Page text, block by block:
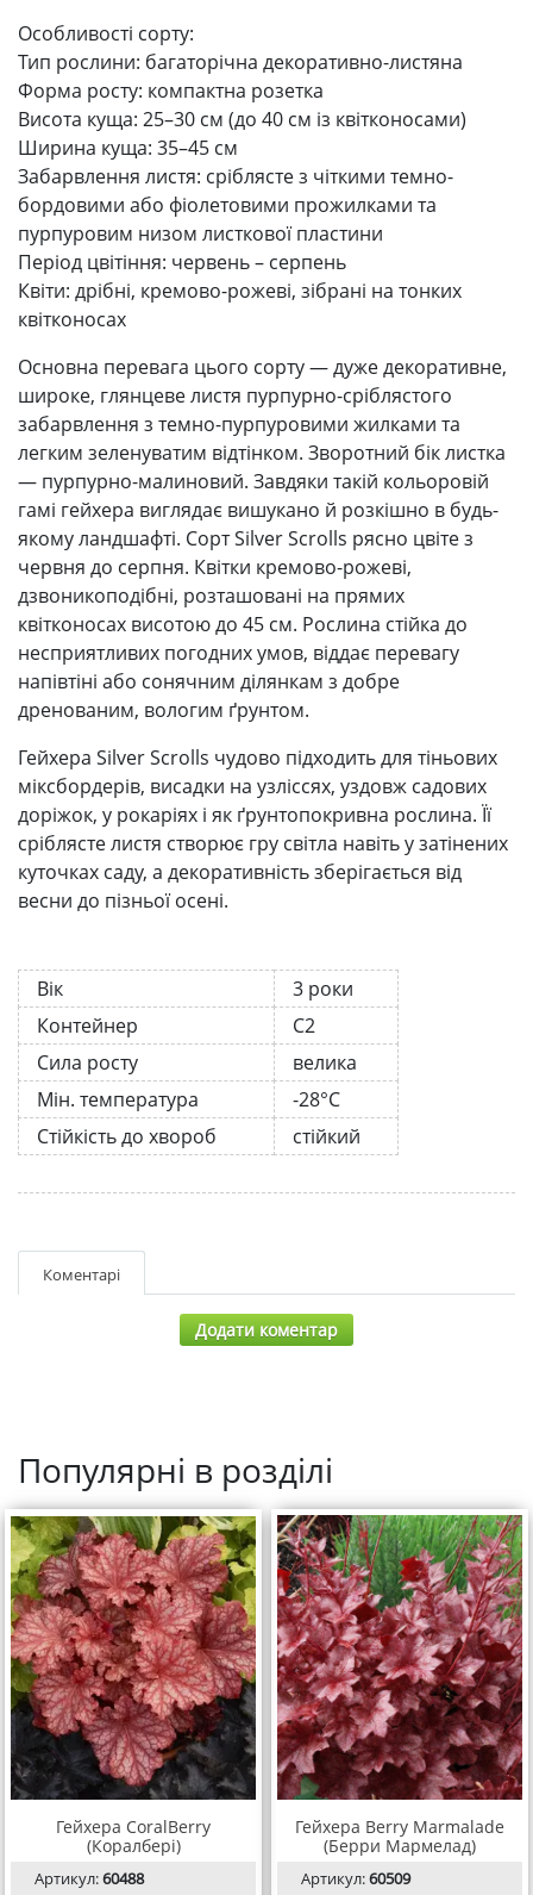
Особливості сорту:
Тип рослини: багаторічна декоративно-листяна
Форма росту: компактна розетка
Висота куща: 25–30 см (до 40 см із квітконосами)
Ширина куща: 35–45 см
Забарвлення листя: сріблясте з чіткими темно-
бордовими або фіолетовими прожилками та
пурпуровим низом листкової пластини
Період цвітіння: червень – серпень
Квіти: дрібні, кремово-рожеві, зібрані на тонких
квітконосах
Основна перевага цього сорту — дуже декоративне,
широке, глянцеве листя пурпурно-сріблястого
забарвлення з темно-пурпуровими жилками та
легким зеленуватим відтінком. Зворотний бік листка
— пурпурно-малиновий. Завдяки такій кольоровій
гамі гейхера виглядає вишукано й розкішно в будь-
якому ландшафті. Сорт Silver Scrolls рясно цвіте з
червня до серпня. Квітки кремово-рожеві,
дзвоникоподібні, розташовані на прямих
квітконосах висотою до 45 см. Рослина стійка до
несприятливих погодних умов, віддає перевагу
напівтіні або сонячним ділянкам з добре
дренованим, вологим ґрунтом.
Гейхера Silver Scrolls чудово підходить для тіньових
міксбордерів, висадки на узліссях, уздовж садових
доріжок, у рокаріях і як ґрунтопокривна рослина. Її
сріблясте листя створює гру світла навіть у затінених
куточках саду, а декоративність зберігається від
весни до пізньої осені.
Вік
3 роки
Контейнер
С2
Сила росту
велика
Мін. температура
-28°C
Стійкість до хвороб
стійкий
Коментарі
Додати коментар
Популярні в розділі
Гейхера CoralBerry
(Коралбері)
Артикул:60488
Гейхера Berry Marmalade
(Берри Мармелад)
Артикул:60509